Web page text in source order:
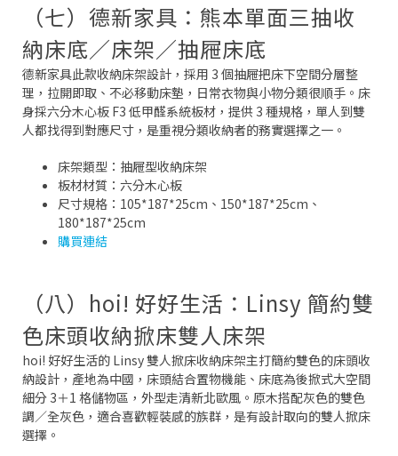
（七）德新家具：熊本單面三抽收
納床底／床架／抽屜床底
德新家具此款收納床架設計，採用 3 個抽屜把床下空間分層整
理，拉開即取、不必移動床墊，日常衣物與小物分類很順手。床
身採六分木心板 F3 低甲醛系統板材，提供 3 種規格，單人到雙
人都找得到對應尺寸，是重視分類收納者的務實選擇之一。
床架類型：抽屜型收納床架
板材材質：六分木心板
尺寸規格：105*187*25cm、150*187*25cm、
180*187*25cm
購買連結
（八）hoi! 好好生活：Linsy 簡約雙
色床頭收納掀床雙人床架
hoi! 好好生活的 Linsy 雙人掀床收納床架主打簡約雙色的床頭收
納設計，產地為中國，床頭結合置物機能、床底為後掀式大空間
細分 3＋1 格儲物區，外型走清新北歐風。原木搭配灰色的雙色
調／全灰色，適合喜歡輕裝感的族群，是有設計取向的雙人掀床
選擇。